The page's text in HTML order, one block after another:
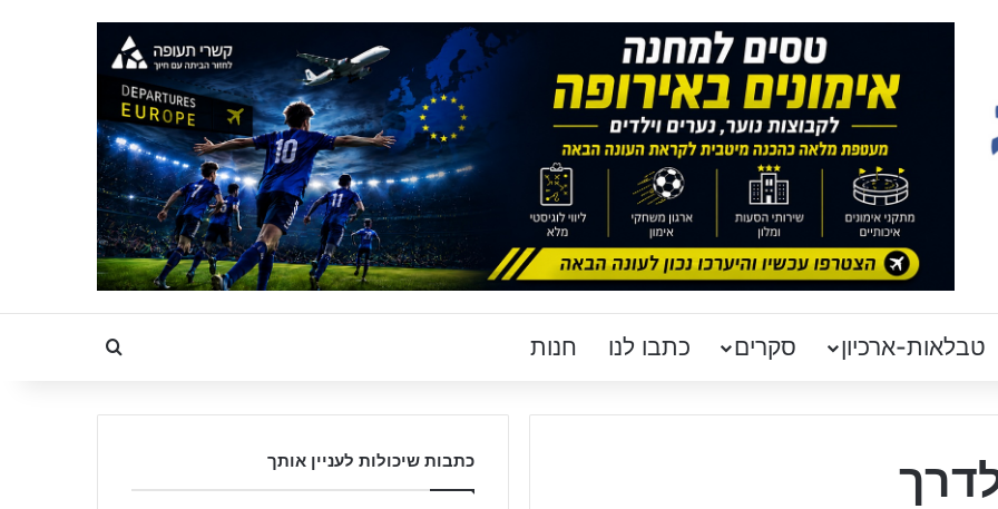
טבלאות-ארכיון סקרים כתבו לנו חנות Search for
כתבות שיכולות לעניין אותך